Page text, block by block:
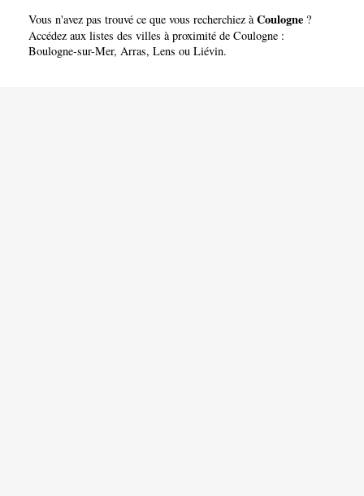
Vous n'avez pas trouvé ce que vous recherchiez àCoulogne ?
Accédez aux listes des villes à proximité de Coulogne :
Boulogne-sur-Mer, Arras, Lens ou Liévin.